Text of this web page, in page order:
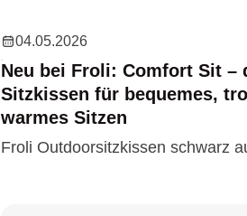
04.05.2026
Neu bei Froli: Comfort Sit –
Sitzkissen für bequemes,
warmes Sitzen
Froli Outdoorsitzkissen schwarz